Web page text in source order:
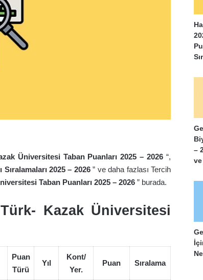
Üniversitesi Taban Puanları 2025 – 2026“,
Sıralamaları 2025 – 2026” ve daha fazlası Tercih
Taban Puanları 2025 – 2026 ” burada.
Kazak Üniversitesi
Puan
Türü
Yıl
Kont/
Yer.
Puan Sıralama
–
ve